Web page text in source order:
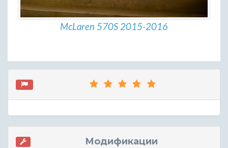
McLaren 570S 2015-2016
Модификации